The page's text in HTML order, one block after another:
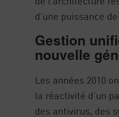
d’une puissance
Gestion
nouvelle
Les années 2010
la réactivité d’un
des antivirus, des